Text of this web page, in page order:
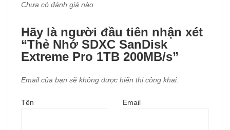
Chưa có đánh giá nào.
Hãy là người đầu tiên nhận xét
“Thẻ Nhớ SDXC SanDisk
Extreme Pro 1TB 200MB/s”
Email của bạn sẽ không được hiển thị công khai.
Tên Email